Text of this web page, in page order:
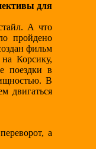
для
А что
пройдено
фильм
Корсику,
поездки в
В
двигаться
а